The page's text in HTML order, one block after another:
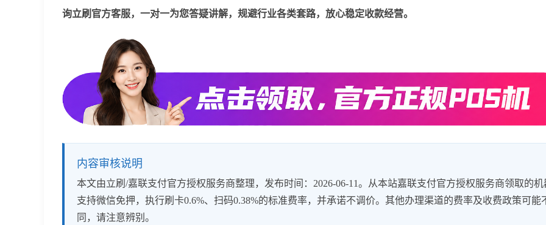
询立刷官方客服，一对一为您答疑讲解，规避行业各类套路，放心稳定收款经营。
内容审核说明
本文由立刷/嘉联支付官方授权服务商整理，发布时间：2026-06-11。从本站嘉联支付官方授权服务商领取的机
支持微信免押，执行刷卡0.6%、扫码0.38%的标准费率，并承诺不调价。其他办理渠道的费率及收费政策可能
同，请注意辨别。